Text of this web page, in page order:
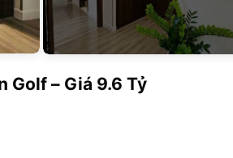
Golf – Giá 9.6 Tỷ